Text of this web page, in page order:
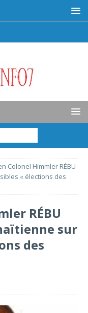
Colonel Himmler RÉBU
« élections des
RÉBU
sur
des